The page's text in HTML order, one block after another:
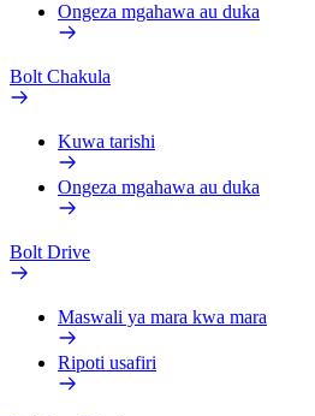
Ongeza mgahawa au duka
Bolt Chakula
Kuwa tarishi
Ongeza mgahawa au duka
Bolt Drive
Maswali ya mara kwa mara
Ripoti usafiri